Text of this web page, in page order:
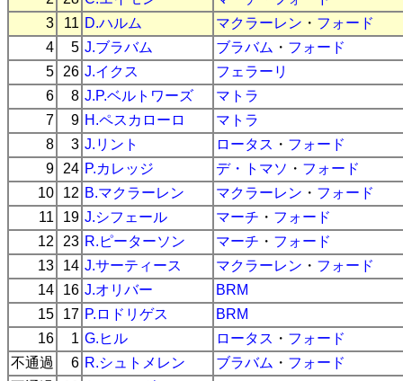
3
11 D.ハルム マクラーレン ・ フォード
4
5 J.ブラバム ブラバム ・ フォード
5
26 J.イクス
フェラーリ
6
8 J.P.ベルトワーズ
マトラ
7
9 H.ペスカローロ
マトラ
8
3 J.リント ロータス ・ フォード
9
24 P.カレッジ デ・トマソ ・ フォード
10
12 B.マクラーレン マクラーレン ・ フォード
11
19 J.シフェール マーチ ・ フォード
12
23 R.ピーターソン マーチ ・ フォード
13
14 J.サーティース マクラーレン ・ フォード
14
16 J.オリバー
BRM
15
17 P.ロドリゲス
BRM
16
1 G.ヒル ロータス ・ フォード
不通過
6 R.シュトメレン ブラバム ・ フォード